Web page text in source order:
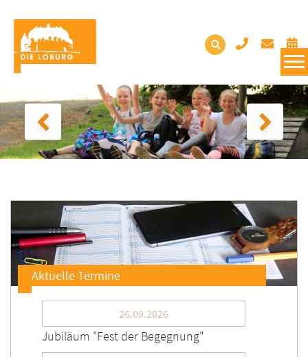
Aktuelle Termine
26.09.2026
Jubiläum "Fest der Begegnung"